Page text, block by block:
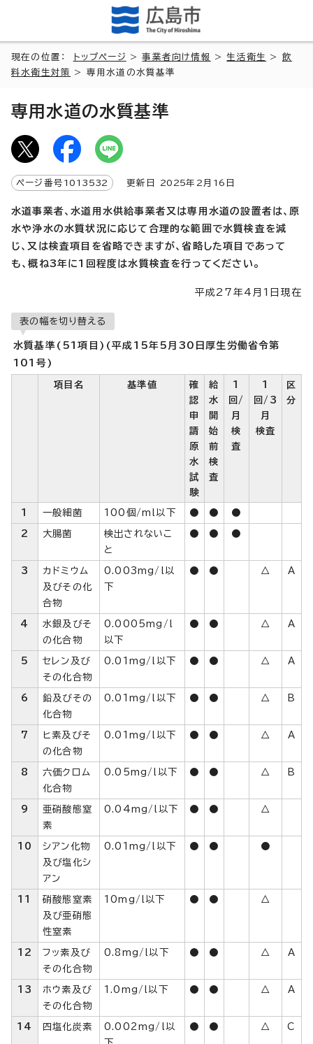
現在の位置： トップページ >事業者向け情報 >生活衛生 > 飲
料水衛生対策
> 専用水道の水質基準
専用水道の水質基準
ページ番号 1013532 更新日 2025年2月 16 日
水道事業者、水道用水供給事業者又は専用水道の設置者は、原
水や浄水の水質状況に応じて合理的な範囲で水質検査を減
じ、又は検査項目を省略できますが、省略した項目であって
も、概ね3年に1回程度は水質検査を行ってください。
平成27年4月1日現在
表の幅を切り替える
水質基準(51項目)(平成15年5月30日厚生労働省令第
101号)
項目名 基準値
確
認
申
請
原
水
試
験
給
水
開
始
前
検
査
1
回/
月
検
査
1
回/3
月
検査
区
分
1 一般細菌 100個/ml以下 ● ● ●
2 大腸菌
検出されないこ
と
● ● ●
3
カドミウム
及びその化
合物
0.003mg/l以
下
● ● △ A
4
水銀及びそ
の化合物
0.0005mg/l
以下
● ● △ A
5
セレン及び
その化合物
0.01mg/l以下 ● ● △ A
6
鉛及びその
化合物
0.01mg/l以下 ● ● △ B
7
ヒ素及びそ
の化合物
0.01mg/l以下 ● ● △ A
8
六価クロム
化合物
0.05mg/l以下 ● ● △ B
9
亜硝酸態窒
素
0.04mg/l以下 ● ● △
10
シアン化物
及び塩化シ
アン
0.01mg/l以下 ● ● ●
11
硝酸態窒素
及び亜硝態
性窒素
10mg/l以下 ● ● △
12
フッ素及び
その化合物
0.8mg/l以下 ● ● △ A
13
ホウ素及び
その化合物
1.0mg/l以下 ● ● △ A
14 四塩化炭素
0.002mg/l以
● ● △ C